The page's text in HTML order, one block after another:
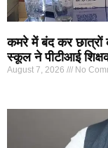
कमरे में बंद कर छात्रों
स्कूल ने पीटीआई
August 7, 2026 No